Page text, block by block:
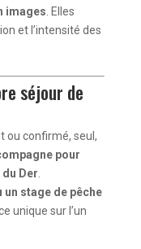
images . Elles
et l’intensité des
séjour de
ou confirmé, seul,
pour
Der
stage de pêche
unique sur l’un